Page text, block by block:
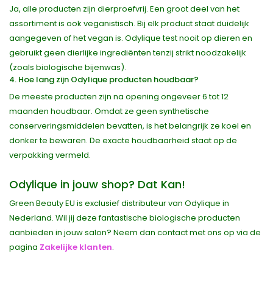
Ja, alle producten zijn dierproefvrij. Een groot deel van het
assortiment is ook veganistisch. Bij elk product staat duidelijk
aangegeven of het vegan is. Odylique test nooit op dieren en
gebruikt geen dierlijke ingrediënten tenzij strikt noodzakelijk
(zoals biologische bijenwas).
4. Hoe lang zijn Odylique producten houdbaar?
De meeste producten zijn na opening ongeveer 6 tot 12
maanden houdbaar. Omdat ze geen synthetische
conserveringsmiddelen bevatten, is het belangrijk ze koel en
donker te bewaren. De exacte houdbaarheid staat op de
verpakking vermeld.
Odylique in jouw shop? Dat Kan!
Green Beauty EU is exclusief distributeur van Odylique in
Nederland. Wil jij deze fantastische biologische producten
aanbieden in jouw salon? Neem dan contact met ons op via de
pagina Zakelijke klanten.